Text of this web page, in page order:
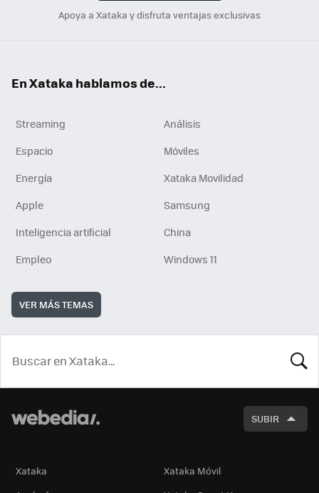
Apoya a Xataka y disfruta ventajas exclusivas
En Xataka hablamos de...
Streaming
Análisis
Espacio
Móviles
Energía
Xataka Movilidad
Apple
Samsung
Inteligencia artificial
China
Empleo
Windows 11
VER MÁS TEMAS
SUBIR
Xataka
Xataka Móvil